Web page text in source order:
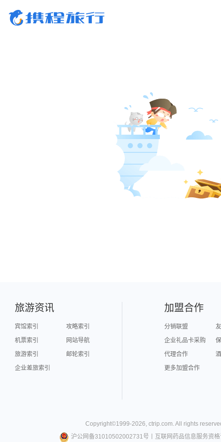
旅游资讯
宾馆索引
攻略索引
机票索引
网站导航
旅游索引
邮轮索引
企业差旅索引
加盟合作
分销联盟
企业礼品卡采购
代理合作
更多加盟合作
Copyright©1999-2026, ctrip.com. All rights
沪公网备31010502002731号
互联网药品信息服务资格